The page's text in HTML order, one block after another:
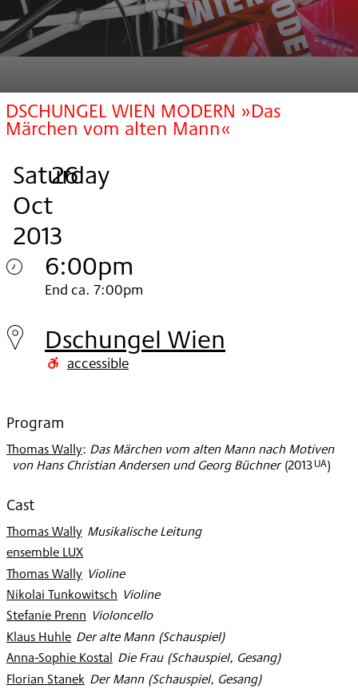
DSCHUNGEL WIEN MODERN »Das
Märchen vom alten Mann«
Saturday
, 26
.
Oct
2013
.
6:00pm
Saturday
26.
Oct
End ca. 7:00pm
Dschungel Wien
accessible
Program
Thomas Wally: Das Märchen vom alten Mann nach Motiven
von Hans Christian Andersen und Georg Büchner (2013UA)
Cast
Thomas Wally
: Musikalische Leitung
ensemble LUX
Thomas Wally
: Violine
Nikolai Tunkowitsch: Violine
Stefanie Prenn: Violoncello
Klaus Huhle
: Der alte Mann (Schauspiel)
Anna-Sophie Kostal: Die Frau (Schauspiel, Gesang)
Florian Stanek
: Der Mann (Schauspiel, Gesang)